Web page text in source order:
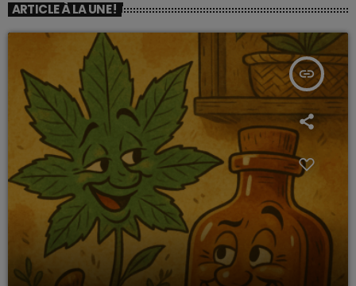
ARTICLE À LA UNE !
insert_link